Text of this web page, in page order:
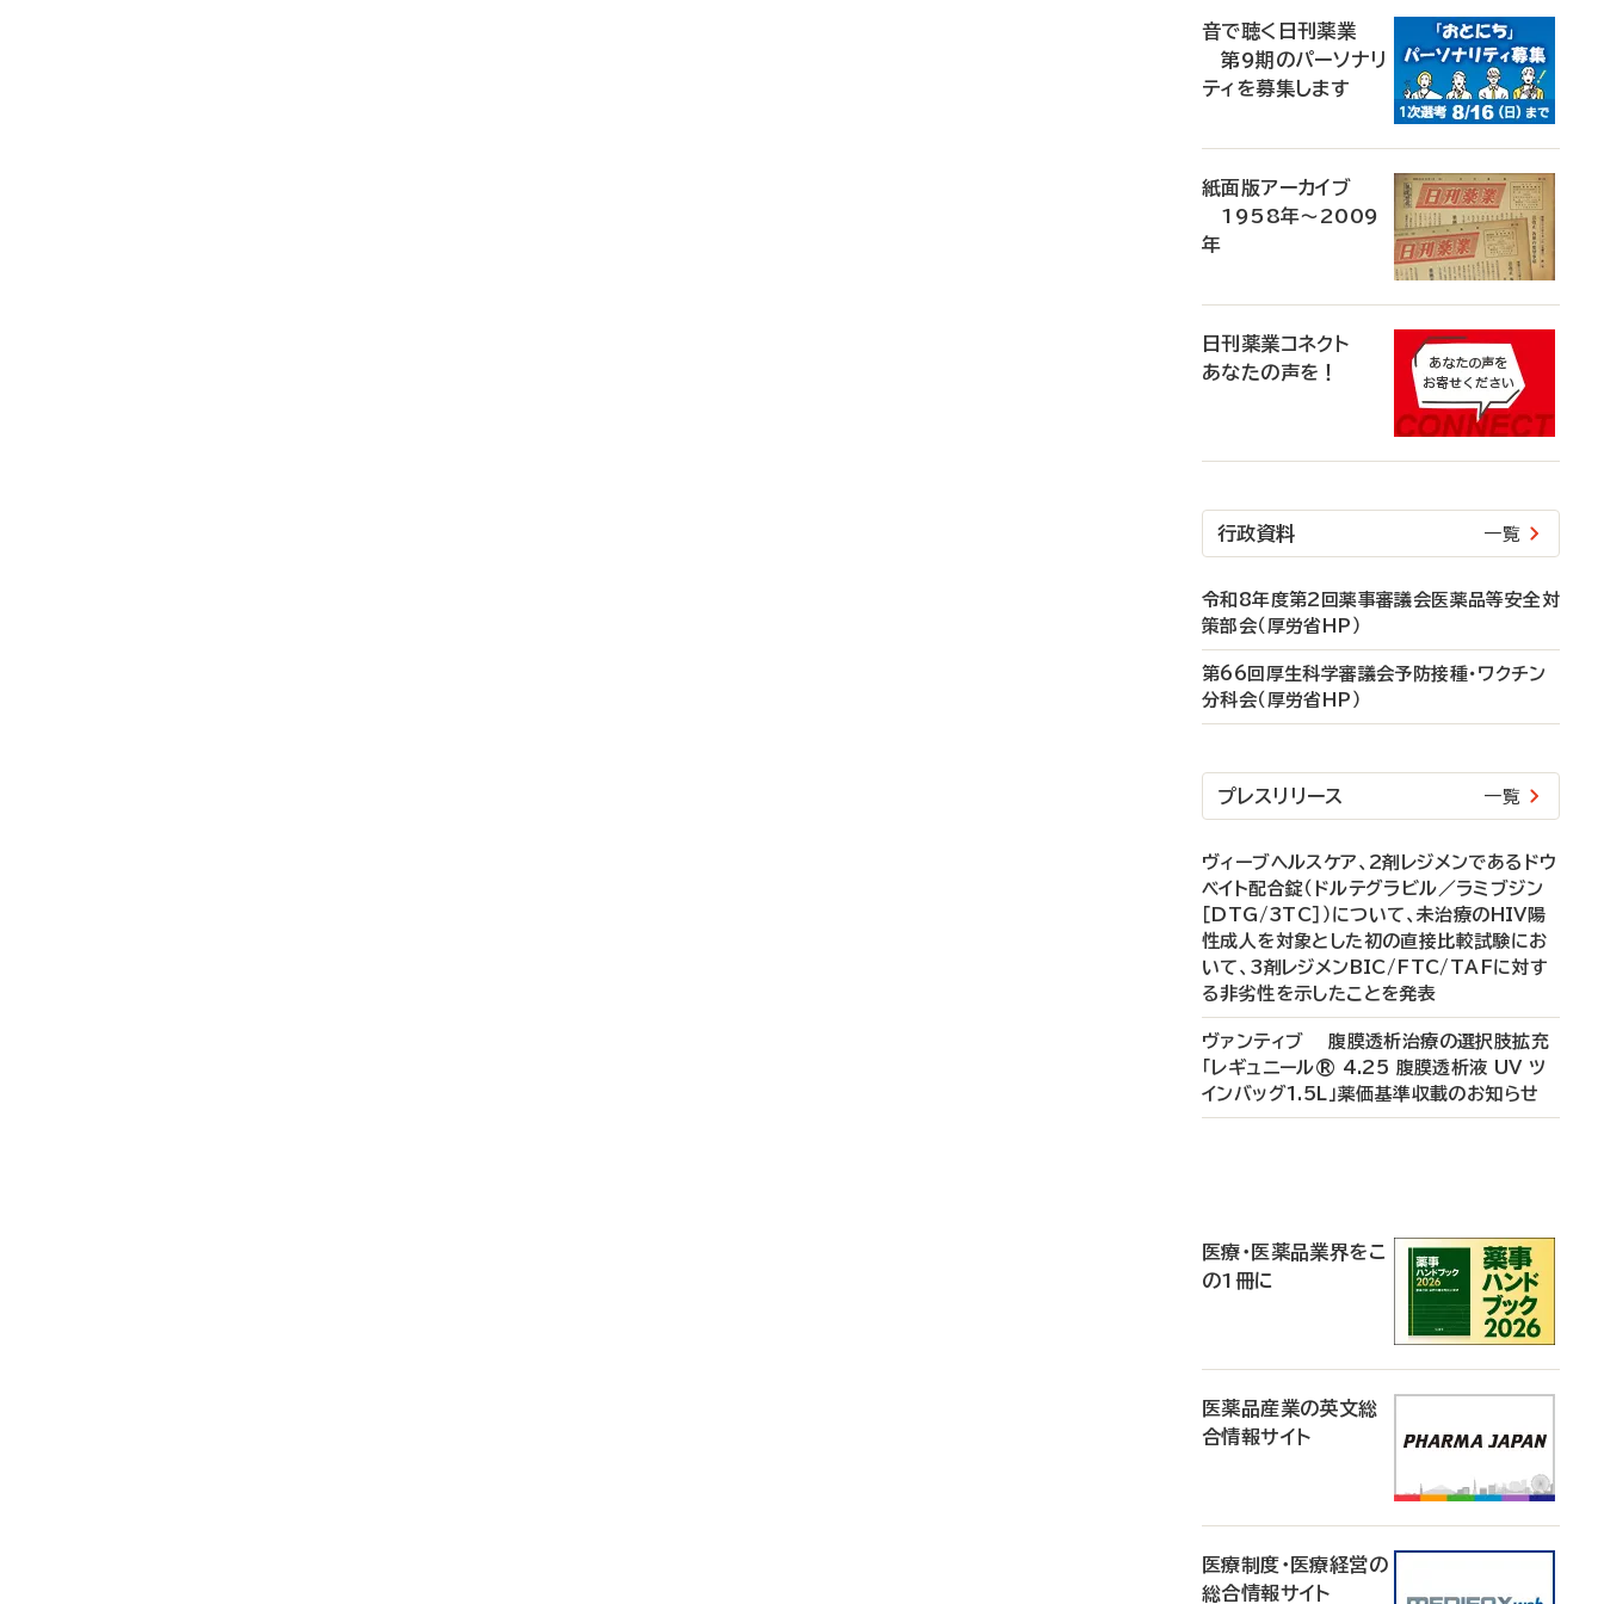
音で聴く日刊薬業
第9期のパーソナリ
ティを募集します
紙面版アーカイブ
1958年～2009
年
日刊薬業コネクト
あなたの声を！
行政資料 一覧
令和8年度第2回薬事審議会医薬品等安全対
策部会（厚労省HP）
第66回厚生科学審議会予防接種・ワクチン
分科会（厚労省HP）
プレスリリース 一覧
ヴィーブヘルスケア、2剤レジメンであるドウ
ベイト配合錠（ドルテグラビル／ラミブジン
［DTG/3TC］）について、未治療のHIV陽
性成人を対象とした初の直接比較試験にお
いて、3剤レジメンBIC/FTC/TAFに対す
る非劣性を示したことを発表
ヴァンティブ 腹膜透析治療の選択肢拡充
「レギュニール® 4.25 腹膜透析液 UV ツ
インバッグ1.5L」薬価基準収載のお知らせ
医療・医薬品業界をこ
の1冊に
医薬品産業の英文総
合情報サイト
医療制度・医療経営の
総合情報サイト